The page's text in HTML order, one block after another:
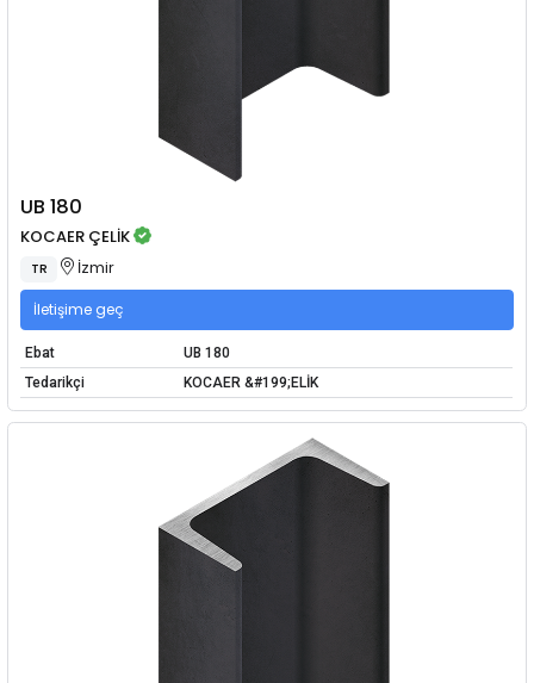
UB 180
KOCAER ÇELİK
TR İzmir
İletişime geç
Ebat
UB 180
Tedarikçi
KOCAER &#199;ELİK